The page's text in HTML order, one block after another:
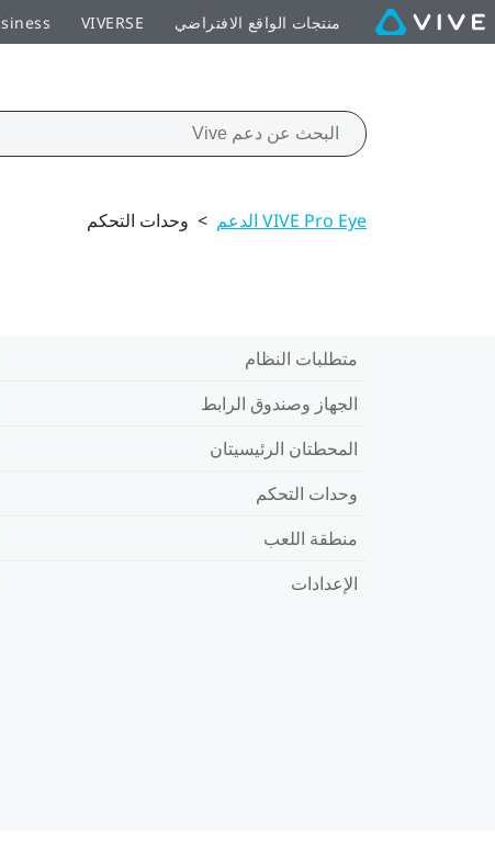
منتجات الواقع الافتراضي VIVERSE
VIVE Pro Eye الدعم > وحدات التحكم
متطلبات النظام
الجهاز وصندوق الرابط
المحطتان الرئيسيتان
وحدات التحكم
منطقة اللعب
الإعدادات